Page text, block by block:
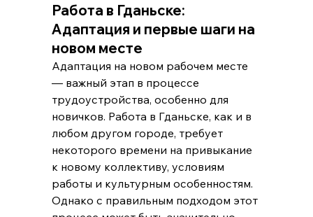
Работа в Гданьске:
Адаптация и первые шаги на
новом месте
Адаптация на новом рабочем месте
— важный этап в процессе
трудоустройства, особенно для
новичков. Работа в Гданьске, как и в
любом другом городе, требует
некоторого времени на привыкание
к новому коллективу, условиям
работы и культурным особенностям.
Однако с правильным подходом этот